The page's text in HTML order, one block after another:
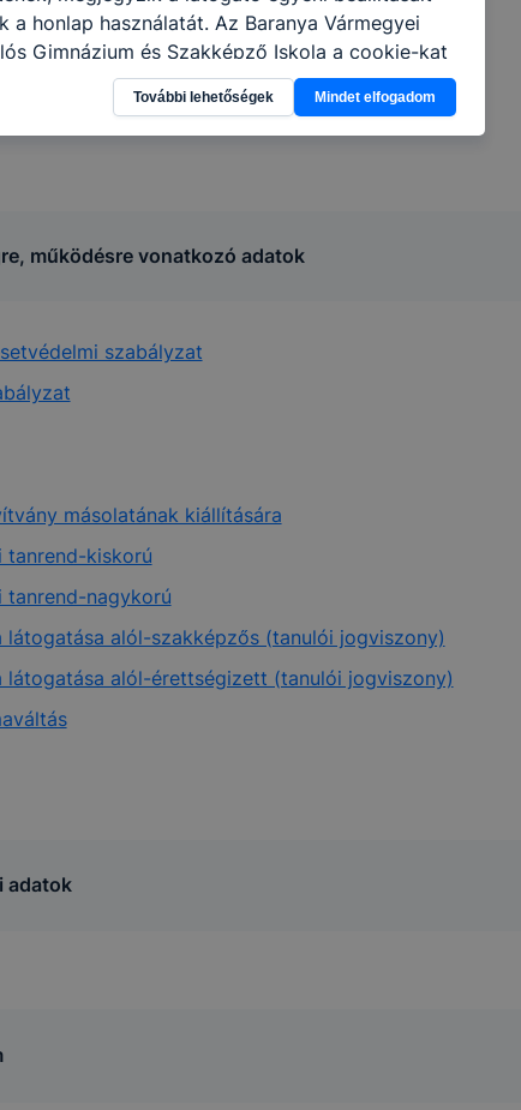
működésre vonatkozó adatok
szabályzat
másolatának kiállítására
tanrend-kiskorú
tanrend-nagykorú
látogatása alól-szakképzős (tanulói jogviszony)
látogatása alól-érettségizett (tanulói jogviszony)
adatok
a honlap használatát. Az Baranya Vármegyei
Gimnázium és Szakképző Iskola a cookie-kat
információ gyűjtése azzal kapcsolatban, hogyan
hogy a honlap melyik részeit
így megtudhatjuk, hogyan biztosítsunk Önnek
automatikusan elfogadja a cookie-kat, de
megakadályozása vagy törlése által
nem lesznek képesek honlapunk funkcióinak
a tervezettől eltérően fog működni
További lehetőségek Mindet elfogadom